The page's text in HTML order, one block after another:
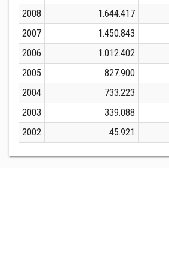
2008
1.644.417
2007
1.450.843
2006
1.012.402
2005
827.900
2004
733.223
2003
339.088
2002
45.921